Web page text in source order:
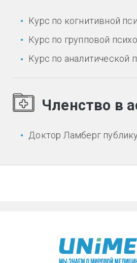
Курс по когнитивной
Курс по групповой
Курс по аналитической
Членство в
Доктор Ламберг